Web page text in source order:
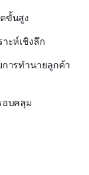
ขั้นสูง
ะห์เชิงลึก
ารทำนายลูกค้า
อบคลุม